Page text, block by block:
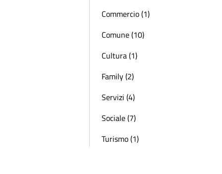
Commercio (1)
Comune (10)
Cultura (1)
Family (2)
Servizi (4)
Sociale (7)
Turismo (1)